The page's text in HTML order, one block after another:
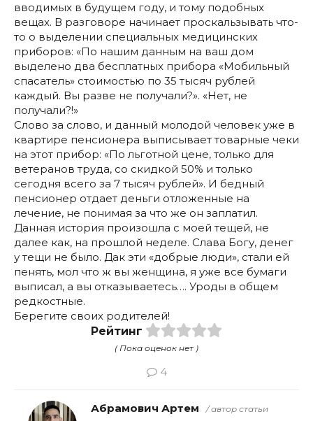
вводимых в будущем году, и тому подобных
вещах. В разговоре начинает проскальзывать что-
то о выделении специальных медицинских
приборов: «По нашим данным на ваш дом
выделено два бесплатных прибора «Мобильный
спасатель» стоимостью по 35 тысяч рублей
каждый. Вы разве не получали?». «Нет, не
получали?!»
Слово за слово, и данный молодой человек уже в
квартире пенсионера выписывает товарные чеки
на этот прибор: «По льготной цене, только для
ветеранов труда, со скидкой 50% и только
сегодня всего за 7 тысяч рублей». И бедный
пенсионер отдает деньги отложенные на
лечение, не понимая за что же он заплатил.
Данная история произошла с моей тещей, не
далее как, на прошлой неделе. Слава Богу, денег
у тещи не было. Дак эти «добрые люди», стали ей
пенять, мол что ж вы женщина, я уже все бумаги
выписал, а вы отказываетесь…. Уроды в общем
редкостные.
Берегите своих родителей!
Рейтинг
( Пока оценок нет )
4
Абрамович Артем / автор статьи